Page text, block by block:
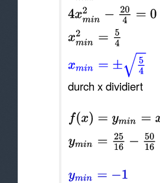
durch x dividiert